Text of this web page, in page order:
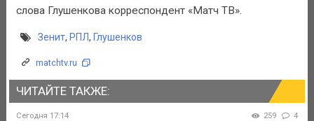
слова Глушенкова корреспондент «Матч ТВ».
Зенит, РПЛ, Глушенков
matchtv.ru
ЧИТАЙТЕ ТАКЖЕ:
Сегодня 17:14 259 4